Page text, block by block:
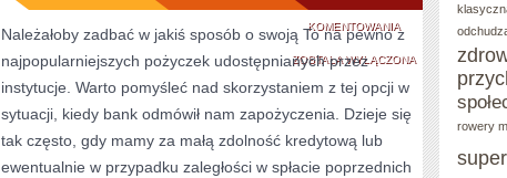
KOMENTOWANIAW
NOWOCZESNYCH
CZASACH
MOŻEMY
SOBIE
ZOSTAŁA WYŁĄCZONA
Należałoby zadbać w jakiś sposób o swoją To na pewno z
najpopularniejszych pożyczek udostępnianych przez
instytucje. Warto pomyśleć nad skorzystaniem z tej opcji w
sytuacji, kiedy bank odmówił nam zapożyczenia. Dzieje się
tak często, gdy mamy za małą zdolność kredytową lub
ewentualnie w przypadku zaległości w spłacie poprzednich
rowery